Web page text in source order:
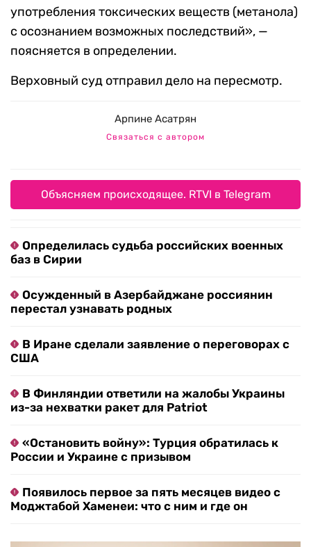
употребления токсических веществ (метанола)
с осознанием возможных последствий», —
поясняется в определении.
Верховный суд отправил дело на пересмотр.
Арпине Асатрян
Связаться с автором
Объясняем происходящее. RTVI в Telegram
Определилась судьба российских военных
баз в Сирии
Осужденный в Азербайджане россиянин
перестал узнавать родных
В Иране сделали заявление о переговорах с
США
В Финляндии ответили на жалобы Украины
из-за нехватки ракет для Patriot
«Остановить войну»: Турция обратилась к
России и Украине с призывом
Появилось первое за пять месяцев видео с
Моджтабой Хаменеи: что с ним и где он